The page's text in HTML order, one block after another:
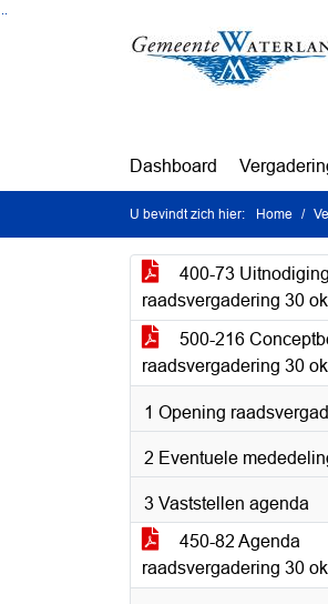
Ga naar de inhoud van deze pagina
Dashboard
U bevindt zich hier: Home
400-73 Uitnodiging
raadsvergadering 30
500-216
raadsvergadering 30
1 Opening
2 Eventuele
3 Vaststellen agenda
450-82 Agenda
raadsvergadering 30